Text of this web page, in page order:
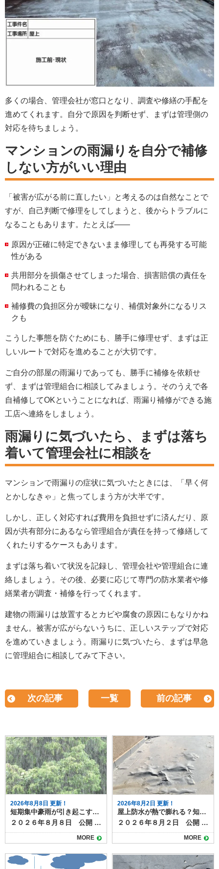
多くの場合、管理会社が窓口となり、調査や修繕の手配を
進めてくれます。自分で原因を判断せず、まずは管理側の
対応を待ちましょう。
マンションの雨漏りを自分で補修
しない方がいい理由
「被害が広がる前に直したい」と考えるのは自然なことで
すが、自己判断で修理をしてしまうと、後からトラブルに
なることもあります。たとえば――
原因が正確に特定できないまま修理しても再発する可能
性がある
共用部分を損傷させてしまった場合、損害賠償の責任を
問われることも
補修費の負担区分が曖昧になり、補償対象外になるリス
クも
こうした事態を防ぐためにも、勝手に修理せず、まずは正
しいルートで対応を進めることが大切です。
ご自分の部屋の雨漏りであっても、勝手に補修を依頼せ
ず、まずは管理組合に相談してみましょう。そのうえで各
自補修してOKということになれば、雨漏り補修ができる施
工店へ連絡をしましょう。
雨漏りに気づいたら、まずは落ち
着いて管理会社に相談を
マンションで雨漏りの症状に気づいたときには、「早く何
とかしなきゃ」と焦ってしまう方が大半です。
しかし、正しく対応すれば費用を負担せずに済んだり、原
因が共有部分にあるなら管理組合が責任を持って修繕して
くれたりするケースもあります。
まずは落ち着いて状況を記録し、管理会社や管理組合に連
絡しましょう。その後、必要に応じて専門の防水業者や修
繕業者が調査・補修を行ってくれます。
建物の雨漏りは放置するとカビや腐食の原因にもなりかね
ません。被害が広がらないうちに、正しいステップで対応
を進めていきましょう。雨漏りに気づいたら、まずは早急
に管理組合に相談してみて下さい。
次の記事 一覧 前の記事
2026年8月8日 更新！
短期集中豪雨が引き起こす雨漏りリスクと劣化症状
２０２６年８月８日 公開 近年、夏場を中心にゲリラ豪雨や短期集中豪雨が増加しています。突然の強い雨は、普段は問題のない屋根や外壁でも、雨漏りを引き起こすきっかけになることがあります。 ここでは、豪雨による雨漏りの仕組みと、事前にチェックすべき劣化症状、そして台風との違いや被害パターンについて解説します。 目次豪雨が雨漏りを悪化させる理由台風と豪雨の違いと被害パターン雨漏りを招く劣化症状屋根材のひび割れや欠け棟板金や金属部分の浮き外壁のクラック（ひび）シーリング（コーキング）の剥がれや硬化屋上やベランダ防水層の劣化豪雨後にチェックすべきサイン集中豪雨の季節が来る前にお家の点検を 豪雨が雨漏りを悪化させる理由 短時間に大量の雨が降ると、通常の排水機能では処理しきれず長時間同じ場所に水がとどまるため、屋根や外壁の隙間から水が侵入しやすくなります。 さらに、風を伴う豪雨では雨水が横から吹き込み、普段は濡れない箇所にまで到達することもあります。その結果、軽微なひび割れやコーキングの劣化が一気に雨漏りへと発展する可能性が高まります。 台風と豪雨の違いと被害パターン 台風は長時間にわたり強い風雨が続くため、屋根材の飛散や外壁材の破損など、構造的な被害が出やすい傾向があります。 一方、短期集中豪雨は局地的かつ短時間で大量の雨を降らせるため、排水不良や小さな隙間からの水の侵入が主な原因になります。 つまり、台風は「風＋雨」で大きな破損をもたらし、豪雨は「水量」によって既存の弱点を突くのが特徴です。 雨漏りを招く劣化症状 豪雨時に雨漏りが発生しやすいのは、以下のような劣化症状が見られます。ゲリラ豪雨や台風時期が到来する前に今一度確認しましょう。 屋根材のひび割れや欠け 瓦やスレートの割れ目から水が浸入し、下地を傷めます。 棟板金や金属部分の浮き 風雨の影響で金属部が浮き上がり、雨水が入り込む経路になります。 外壁のクラック（ひび） 0.3mm程度の細いひびでも、豪雨時には水が勢いよく侵入します。 シーリング（コーキング）の剥がれや硬化 窓枠や外壁のつなぎ目の防水材が劣化すると、隙間から水が入りやすくなります。 屋上やベランダ防水層の劣化 防水層のひびや剥がれは、豪雨で一気に雨漏りを悪化させます。 豪雨後にチェックすべきサイン 短期集中豪雨の後、以下のような症状が見られる場合は、すでに雨水が内部に侵入し雨漏りが進行している可能性があります。 天井や壁のシミ クロスや壁紙の浮き・剥がれ 室内のカビ臭 屋根裏の湿気や濡れ跡 雨漏りは勝手に直ることはありません。放置すると、木材の腐食や断熱材の劣化が進行し、お家の耐久性に影響が出たり、腐食部材の修理費が高額になったりと、お家にとって多くのデメリットとリスクがあります。 集中豪雨の季節が来る前にお家の点検を 短期集中豪雨は、わずかな劣化でも雨漏りを引き起こす危険性があります。台風のような大規模被害とは違い、小さな不具合を突く形で被害が広がるため、日頃の点検が欠かせません。屋根や外壁、シーリング、防水層の状態を定期的に確認し、早めの補修で豪雨被害を防ぎましょう。 塗り達では、雨漏り点検のほか、外壁や屋根の劣化診断・補修施工提案など随時承っています。 豪雨や台風の季節の前に一度お家の健康診断をしませんか？ご相談は下記よりお気軽にどうぞ
MORE
2026年8月2日 更新！
屋上防水が熱で膨れる？知っておきたい原因と対策
２０２６年８月２日 公開 夏の日差しが厳しい時期になると、屋上防水が膨れているように見えることがあります。 これは単なる見た目の変化ではなく、防水層内部でトラブルが進んでいるサインの可能性もあります。 今回は、屋上防水が熱で膨れる原因と放置するリスク、適切な対策について解説します。 目次屋上防水が膨れる原因防水層の膨れの要因防水工事の膨れを放置するリスク防水工事の膨れの補修方法屋上防水の膨れを防ぐための効果的な対策施工前に下地の乾燥状態を徹底的に確認する湿気がこもりやすい屋上は絶縁工法を採用する排水経路を改善し、水たまりを作らないようにする防水層に膨れを見つけたときの対処方法まとめ 屋上防水が膨れる原因 屋上防水が夏の日差しの熱で膨れる主な理由は、防水層の下に水分や空気が残っているためです。 夏場の屋上表面は60度近くまで温度が上がることがあり、内部の水分や空気が膨張して防水膜を押し上げます。その結果、表面が丸く盛り上がり、いわゆる膨れが発生します。 防水層の膨れの要因 防水層に膨れが起こる背景には次のような要因があります。 経年劣化で密着力が弱くなり、空気が入り込みやすくなる 施工時に下地が十分に乾燥しておらず、水分が残ってしまう 排水不良で雨水が溜まり、湿気が抜けにくい状態になる 防水層の浮きや密着不良が徐々に広がっている どのケースも「湿気と密着不足」が共通した原因で、夏の暑さが膨れを一気に表面化させるきっかけになります。 防水工事の膨れを放置するリスク 防水工事の施工面の膨れは見た目だけの問題と思われがちですが、放置すると破れの原因になります。 膨れた部分の膜は引き伸ばされた状態になり、厚みが薄くなっているため、強風や温度変化によって破れやすくなります。 破れから水が侵入すれば、雨漏りがさらに加速し、下地の腐食びつながります。 雨漏りが起こると、木造住宅では建物全体の劣化を早めることになり、耐久性に大きく影響します。 防水工事の膨れの補修方法 膨れが広範囲に及ぶと部分補修では対応できなくなり、防水層全体のやり直しが必要になる場合もあります。早めに原因を見つけることで、余計な費用を抑えることができます。 #gallery-1 { margin: auto; } #gallery-1 .gallery-item { float: left; margin-top: 10px; text-align: center; width: 25%; } #gallery-1 img { border: 2px solid #cfcfcf; } #gallery-1 .gallery-caption { margin-left: 0; } /* see gallery_shortcode() in wp-includes/media.php */ 屋上防水の膨れを防ぐための効果的な対策 膨れを防ぐためのポイントは次の通りです。 施工前に下地の乾燥状態を徹底的に確認する 屋上防水の膨れは、下地に残った水分が原因になるケースが多く、特に既存防水の撤去後や下地調整後に十分な乾燥時間を取れていない場合に発生しやすくなります。 湿ったまま防水層を施工すると、水分がある下地に蓋をしてしまうことになり、太陽光で温められた水分が気化すると、防水層を内部から押し上げて膨れにつながります。 乾燥不足を見逃さないことが、膨れを未然に防ぐ最も基本的なポイントになります。 湿気がこもりやすい屋上は絶縁工法を採用する 建物の構造や立地によっては、下地に湿気が残りやすく、密着工法を採用すると膨れのリスクが高まります。 そのため、湿気を逃がしながら防水層を作れる絶縁工法が効果的です。絶縁シートを敷いて防水層と下地をあえて密着させないことで、内部の水蒸気が防水層を押し上げづらくなり、膨れのリスクを大幅に軽減できます。 特に築年数が経っている建物や、以前の防水層が何度も重ね張りされている屋上では、絶縁工法を選ぶことで長期的な安定性を確保できます。 ▶関連記事 京都・滋賀の外壁塗装・屋根塗装・雨漏りなら塗り達へ防水工事の絶縁工法とは？特徴やメリット、密着工法との違いも解説https://nuritatsu.com/blog/54868/２０２５年９月23日 公開防水工事の絶縁工法を知っていますか？防水工事は雨の侵入を防いでくれる防水層を作る工事ですが、状態によって施工方法を変える必要があります。なぜ変える必要があるのか、またそれはどんな方法なのか？疑問に思う方もいらっしゃると思います。今回は防水工事の絶縁工法について解説します。絶縁工法とは防水工事の絶縁工法とは、下地と防水層が直接干渉しないように絶縁シートなどを間に入れて施工する方法です。絶縁工法では、下地から防水層が浮いた状態で作られます。工事によっては通気緩衝工法と呼ば... 排水経路を改善し、水たまりを作らないようにする 屋上に水たまりが残ると、下地が湿気を含みやすくなり、防水層の膨れにつながります。排水口（ドレン）の詰まりや勾配不足は、施工後の不具合だけでなく、劣化の加速にも直結するため早期の改善が必要です。 対策としては、排水口の改修、追加ドレンの設置、勾配調整材による水流の確保などが挙げられます。日常的に落ち葉やゴミの除去だけでも水たまりを防ぎやすくなります。排水経路を整えることは、防水層の耐久性を高めるうえで欠かせない取り組みです。 防水層に膨れを見つけたときの対処方法 8月は膨れが最も大きくなりやすい時期です。しかし、膨れた部分を踏んだり潰したりすると破れて水が入る原因になります。見つけた場合は触らず、専門業者に点検を依頼することが大切です。 範囲が小さければ部分補修で済むこともありますが、膨れが広がっている場合は防水層の再施工が必要になる可能性があります。ぜひ早めの点検を依頼してください。 まとめ 屋上防水が熱で膨れるのは、防水層内部に残った水分や空気が夏の高温で膨張するためです。 見た目の問題だけでなく、防水層の破れや雨漏りにつながる可能性があるため、早めの確認と適切な対策が必要です。 施工時の下地管理や工法選び、排水改善などを行うことで、膨れの発生や再発を防ぐことができます。 防水層の膨れの補修や点検・メンテナンスは塗り達にお任せください！
MORE